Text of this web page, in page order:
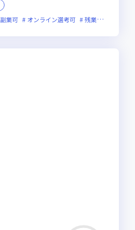
副業可 オンライン選考可 残業月20時間未満